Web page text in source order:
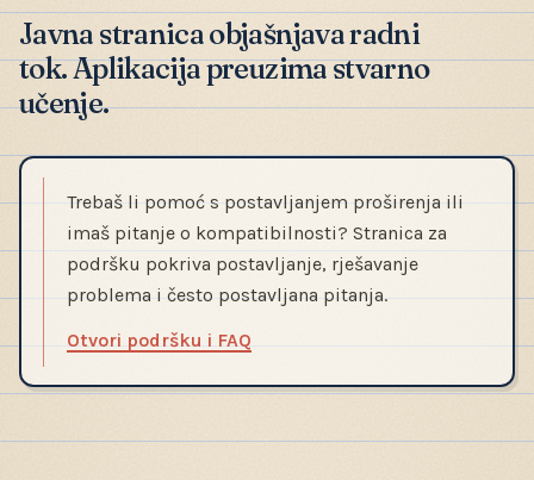
Javna stranica objašnjava radni
tok. Aplikacija preuzima stvarno
učenje.
Trebaš li pomoć s postavljanjem proširenja ili
imaš pitanje o kompatibilnosti? Stranica za
podršku pokriva postavljanje, rješavanje
problema i često postavljana pitanja.
Otvori podršku i FAQ